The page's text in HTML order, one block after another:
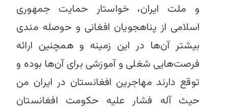
و ملت ایران، خواستار حمایت جمهوری
اسلامی از پناهجویان افغانی و حوصله مندی
بیشتر آن‌ها در این زمینه و همچنین ارائه
فرصت‌هایی شغلی و آموزشی برای آن‌ها بوده و
توقع دارند مهاجرین افغانستان در ایران من
حیث آله فشار علیه حکومت افغانستان